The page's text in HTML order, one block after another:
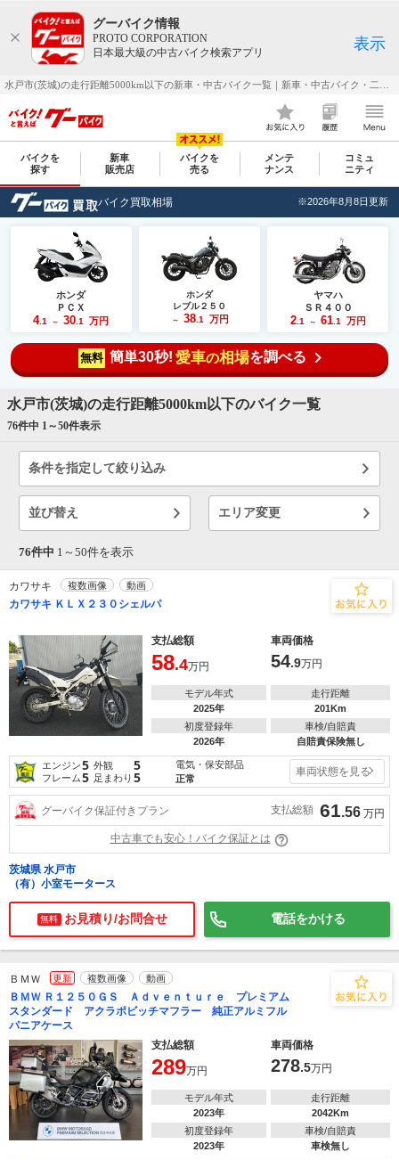
グーバイク情報
PROTO CORPORATION
日本最大級の中古バイク検索アプリ
表示
バイクを
探す
新車
販売店
バイクを
売る
メンテ
ナンス
コミュ
ニティ
バイク買取相場 ※2026年8月8日更新
ホンダ
ＰＣＸ
4.1 ～ 30 .1 万円
ホンダ
レブル２５０
～ 38.1 万円
ヤマハ
ＳＲ４００
2.1 ～ 61.1 万円
無料 簡単30秒! 愛車の相場を調べる
水戸市(茨城)の走行距離5000km以下のバイク一覧
76件中 1～50件表示
条件を指定して絞り込み
並び替え エリア変更
76件中 1～ 50件を表示
カワサキ 複数画像 動画
カワサキ ＫＬＸ２３０シェルパ
支払総額 車両価格
58.4万円 54.9万円
モデル年式
2025年
走行距離
201Km
初度登録年
2026年
車検/自賠責
自賠責保険無し
エンジン5 外観 5
フレーム5 足まわり 5
電気・保安部品
正常
車両状態を見る
グーバイク保証付きプラン 支払総額 61.56 万円
中古車でも安心！バイク保証とは
茨城県 水戸市
（有）小室モータース
無料 お見積り/お問合せ 電話をかける
ＢＭＷ 更新 複数画像 動画
ＢＭＷ Ｒ１２５０ＧＳ Ａｄｖｅｎｔｕｒｅ プレミアム
スタンダード アクラポビッチマフラー 純正アルミフル
パニアケース
支払総額
車両価格
289万円 278.5万円
モデル年式
2023年
走行距離
2042Km
初度登録年
2023年
車検/自賠責
車検無し